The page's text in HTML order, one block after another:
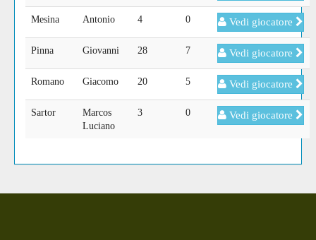
Mesina Antonio 4 0 Vedi giocatore
Pinna Giovanni 28 7 Vedi giocatore
Romano Giacomo 20 5 Vedi giocatore
Sartor
Marcos
Luciano
3 0 Vedi giocatore